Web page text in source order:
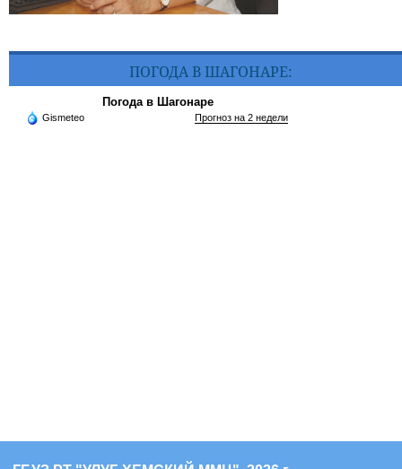
ПОГОДА В ШАГОНАРЕ:
Погода в Шагонаре
Gismeteo Прогноз на 2 недели